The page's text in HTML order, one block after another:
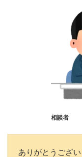
相談者
ありがとうござ